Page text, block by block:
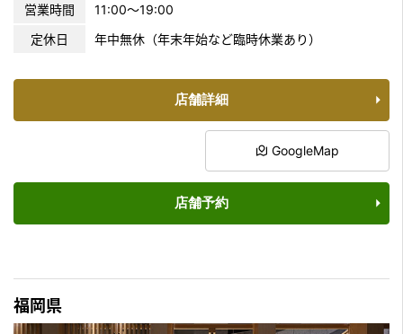
営業時間
11:00～19:00
定休日
年中無休（年末年始など臨時休業あり）
店舗詳細
GoogleMap
店舗予約
福岡県